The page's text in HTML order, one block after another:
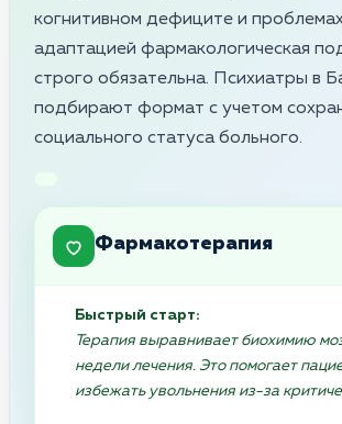
когнитивном дефиците и
адаптацией фармакологическая
строго обязательна. Психиатры в
подбирают формат с учетом
социального статуса больного.
Фармакотерапия
Быстрый старт:
Терапия выравнивает биохимию
недели лечения. Это помогает
избежать увольнения из-за